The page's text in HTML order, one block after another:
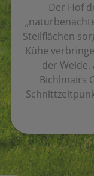
Der Hof
Steilflächen
Kühe
der
Bichlmairs